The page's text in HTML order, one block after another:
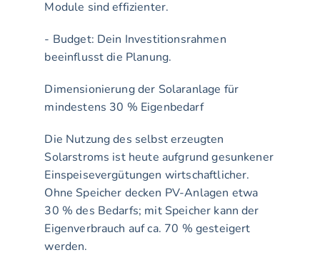
Module sind effizienter.
- Budget: Dein Investitionsrahmen
beeinflusst die Planung.
Dimensionierung der Solaranlage für
mindestens 30 % Eigenbedarf
Die Nutzung des selbst erzeugten
Solarstroms ist heute aufgrund gesunkener
Einspeisevergütungen wirtschaftlicher.
Ohne Speicher decken PV-Anlagen etwa
30 % des Bedarfs; mit Speicher kann der
Eigenverbrauch auf ca. 70 % gesteigert
werden.